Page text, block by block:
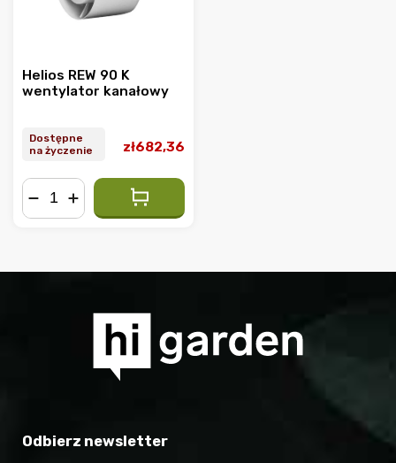
Helios REW 90 K
wentylator kanałowy
Dostępne
na życzenie
zł682,36
Odbierz newsletter